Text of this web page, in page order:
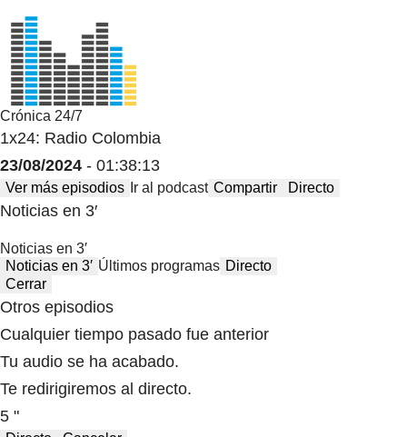
Crónica 24/7
1x24: Radio Colombia
23/08/2024 - 01:38:13
Ver más episodios Ir al podcast Compartir Directo
Noticias en 3′
Noticias en 3′
Noticias en 3′ Últimos programas Directo
Cerrar
Otros episodios
Cualquier tiempo pasado fue anterior
Tu audio se ha acabado.
Te redirigiremos al directo.
5 "